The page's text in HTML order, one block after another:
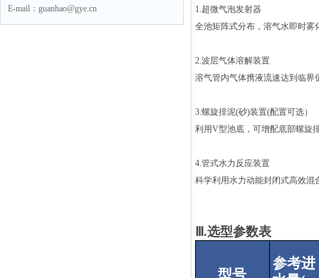
E-mail：guanhao@gye.cn
1.超微气泡发射器
全池矩阵式分布，溶气水即时雾
2.波层气体溶解装置
溶气管内气体携液流速达到临界
3.螺旋排泥(砂)装置(配置可选）
利用V型池底，可增配底部螺旋
4.管式水力反应装置
科学利用水力动能封闭式高效混
Ⅲ.选型参数表
型号
参考进